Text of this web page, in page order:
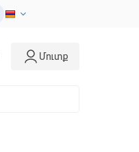
Մուտք